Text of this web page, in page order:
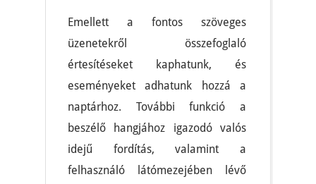
Emellett a fontos szöveges
üzenetekről összefoglaló
értesítéseket kaphatunk, és
eseményeket adhatunk hozzá a
naptárhoz. További funkció a
beszélő hangjához igazodó valós
idejű fordítás, valamint a
felhasználó látómezejében lévő